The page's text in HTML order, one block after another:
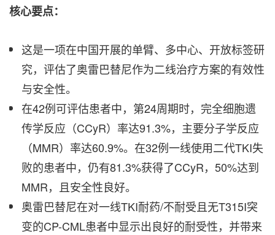
核心要点：
这是一项在中国开展的单臂、多中心、开放标签研
究，评估了奥雷巴替尼作为二线治疗方案的有效性
与安全性。
在42例可评估患者中，第24周期时，完全细胞遗
传学反应（CCyR）率达91.3%，主要分子学反应
（MMR）率达60.9%。在32例一线使用二代TKI失
败的患者中，仍有81.3%获得了CCyR，50%达到
MMR，且安全性良好。
奥雷巴替尼在对一线TKI耐药/不耐受且无T315I突
变的CP-CML患者中显示出良好的耐受性，并带来